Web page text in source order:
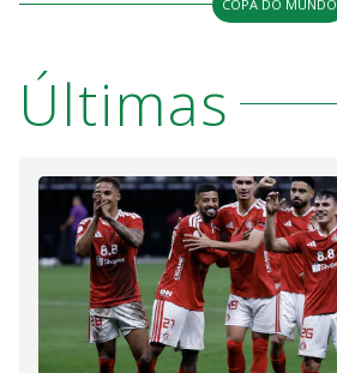
COPA DO MUNDO
Últimas